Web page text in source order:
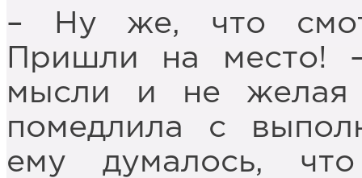
– Ну же, что
Пришли на место!
мысли и не желая
помедлила с
ему думалось,